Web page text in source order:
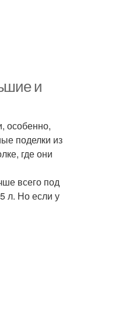
и
особенно,
поделки из
где они
всего под
л. Но если у